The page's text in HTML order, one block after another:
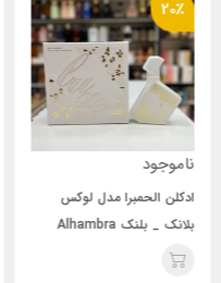
20٪
ناموجود
ادکلن الحمبرا مدل لوکس
جورنی _ جانری Alhambra
luxe journey